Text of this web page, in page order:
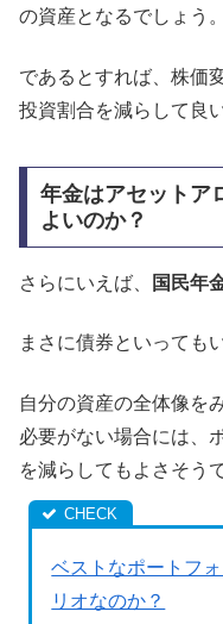
の資産となるでしょう。
であるとすれば、株価
投資割合を減らして良
年金はアセットア
よいのか？
さらにいえば、 国民年
まさに債券といっても
自分の資産の全体像を
必要がない場合には、
を減らしてもよさそう
ベストなポートフ
リオなのか？